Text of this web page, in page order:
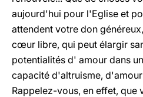
aujourd'hui pour l'Eglise et
attendent votre don
cœur libre, qui peut élargir
potentialités d' amour dans
capacité d'altruisme,
Rappelez-vous, en effet, que